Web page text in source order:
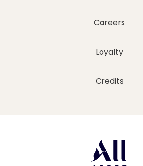
Careers
Loyalty
Credits